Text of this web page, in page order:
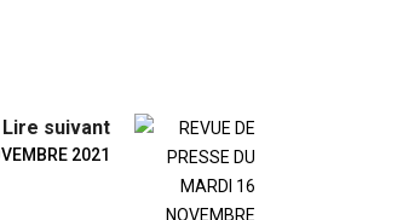
Lire suivant
2021